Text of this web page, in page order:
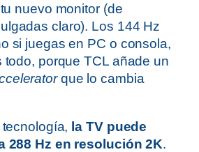
nuevo monitor (de
claro). Los 144 Hz
si juegas en PC o consola,
todo, porque TCL añade un
que lo cambia
la TV puede
288 Hz en resolución 2K.